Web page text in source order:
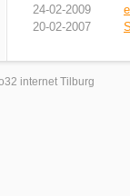
24-02-2009
20-02-2007
internet Tilburg